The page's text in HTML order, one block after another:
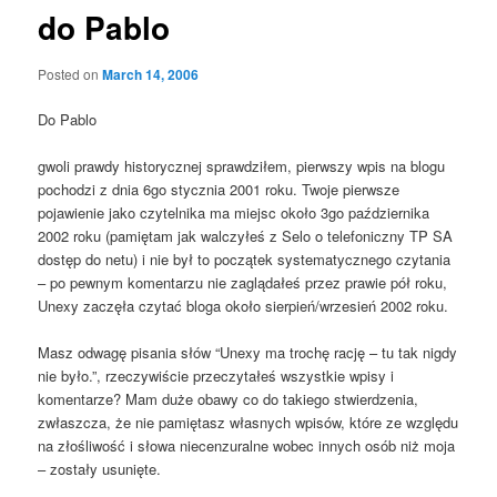
do Pablo
Posted onMarch 14, 2006
Do Pablo
gwoli prawdy historycznej sprawdziłem, pierwszy wpis na blogu
pochodzi z dnia 6go stycznia 2001 roku. Twoje pierwsze
pojawienie jako czytelnika ma miejsc około 3go października
2002 roku (pamiętam jak walczyłeś z Selo o telefoniczny TP SA
dostęp do netu) i nie był to początek systematycznego czytania
– po pewnym komentarzu nie zaglądałeś przez prawie pół roku,
Unexy zaczęła czytać bloga około sierpień/wrzesień 2002 roku.
Masz odwagę pisania słów “Unexy ma trochę rację – tu tak nigdy
nie było.”, rzeczywiście przeczytałeś wszystkie wpisy i
komentarze? Mam duże obawy co do takiego stwierdzenia,
zwłaszcza, że nie pamiętasz własnych wpisów, które ze względu
na złośliwość i słowa niecenzuralne wobec innych osób niż moja
– zostały usunięte.